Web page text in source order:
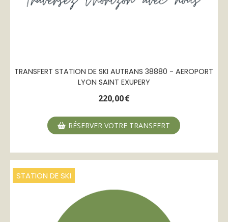
TRANSFERT STATION DE SKI AUTRANS 38880 - AEROPORT
LYON SAINT EXUPERY
220,00€
RÉSERVER VOTRE TRANSFERT
STATION DE SKI